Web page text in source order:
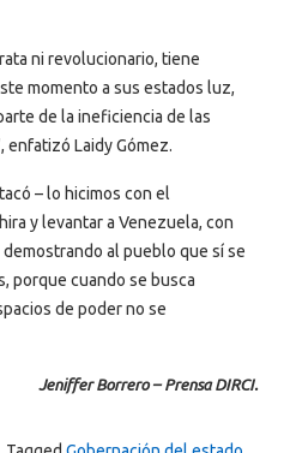
ni revolucionario, tiene
momento a sus estados luz,
de la ineficiencia de las
enfatizó Laidy Gómez.
– lo hicimos con el
y levantar a Venezuela, con
al pueblo que sí se
porque cuando se busca
de poder no se
Jeniffer Borrero – Prensa DIRCI.